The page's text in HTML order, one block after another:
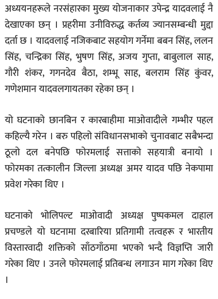
अध्ययनहरूले नरसंहारका मुख्य योजनाकार उपेन्द्र यादवलाई नै
देखाएका छन् । प्रहरीमा उनीविरुद्ध कर्तव्य ज्यानसम्बन्धी मुद्दा
दर्ता छ । यादवलाई नजिकबाट सहयोग गर्नेमा बबन सिंह, ललन
सिंह, चन्द्रिका सिंह, भुषण सिंह, अजय गुप्ता, बाबुलाल साह,
गौरी शंकर, गगनदेव बैठा, शम्भू साह, बलराम सिंह कुंवर,
गणेशमान यादवलगायतका रहेका छन् ।
यो घटनाको छानबिन र कारबाहीमा माओवादीले गम्भीर पहल
कहिल्यै गरेन । बरु पहिलो संविधानसभाको चुनावबाट सबैभन्दा
ठूलो दल बनेपछि फोरमलाई सत्ताको सहयात्री बनायो ।
फोरमका तत्कालीन जिल्ला अध्यक्ष अमर यादव पछि नेकपामा
प्रवेश गरेका थिए ।
घटनाको भोलिपल्ट माओवादी अध्यक्ष पुष्पकमल दाहाल
प्रचण्डले यो घटनामा दरबारिया प्रतिगामी तत्वहरू र भारतीय
विस्तारवादी शक्तिको साँठगाँठमा भएको भन्दै विज्ञप्ति जारी
गरेका थिए । उनले फोरमलाई प्रतिबन्ध लगाउन माग गरेका थिए
।